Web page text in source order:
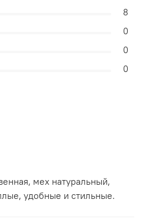
мех натуральный,
удобные и стильные.
8
0
0
0